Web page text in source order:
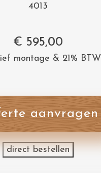
4013
€ 595,00
montage & 21% BTW
aanvragen
direct bestellen